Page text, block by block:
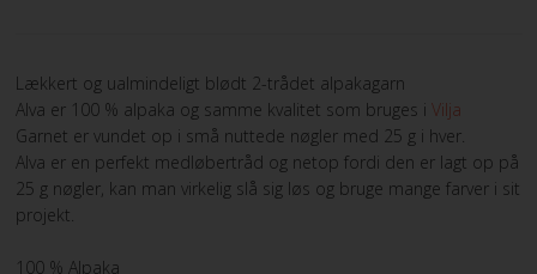
Lækkert og ualmindeligt blødt 2-trådet alpakagarn
Alva er 100 % alpaka og samme kvalitet som bruges i Vilja
Garnet er vundet op i små nuttede nøgler med 25 g i hver.
Alva er en perfekt medløbertråd og netop fordi den er lagt op på
25 g nøgler, kan man virkelig slå sig løs og bruge mange farver i sit
projekt.
100 % Alpaka